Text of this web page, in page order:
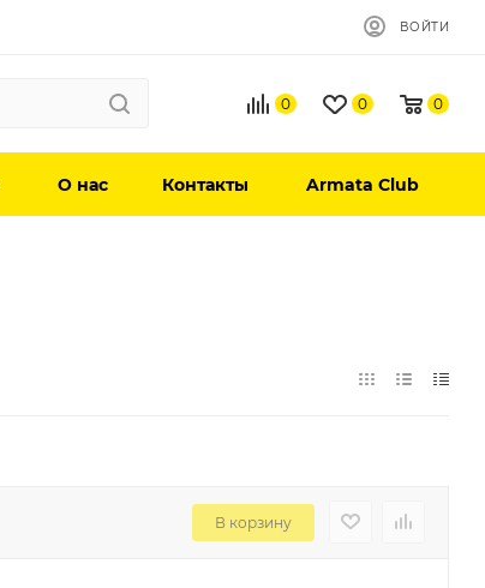
ВОЙТИ
0 0 0
О нас Контакты Armata Club
В корзину